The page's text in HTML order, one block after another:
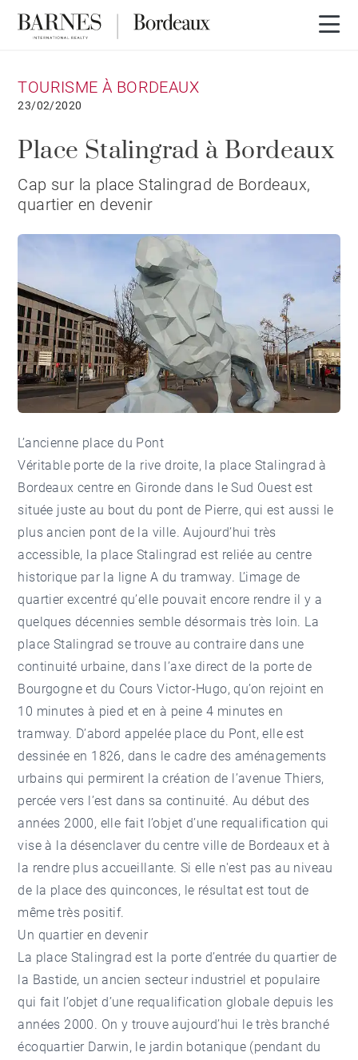
TOURISME À BORDEAUX
23/02/2020
Place Stalingrad à Bordeaux
Cap sur la place Stalingrad de Bordeaux,
quartier en devenir
L’ancienne place du Pont
Véritable porte de la rive droite, la place Stalingrad à
Bordeaux centre en Gironde dans le Sud Ouest est
située juste au bout du pont de Pierre, qui est aussi le
plus ancien pont de la ville. Aujourd’hui très
accessible, la place Stalingrad est reliée au centre
historique par la ligne A du tramway. L’image de
quartier excentré qu’elle pouvait encore rendre il y a
quelques décennies semble désormais très loin. La
place Stalingrad se trouve au contraire dans une
continuité urbaine, dans l’axe direct de la porte de
Bourgogne et du Cours Victor-Hugo, qu’on rejoint en
10 minutes à pied et en à peine 4 minutes en
tramway. D’abord appelée place du Pont, elle est
dessinée en 1826, dans le cadre des aménagements
urbains qui permirent la création de l’avenue Thiers,
percée vers l’est dans sa continuité. Au début des
années 2000, elle fait l’objet d’une requalification qui
vise à la désenclaver du centre ville de Bordeaux et à
la rendre plus accueillante. Si elle n'est pas au niveau
de la place des quinconces, le résultat est tout de
même très positif.
Un quartier en devenir
La place Stalingrad est la porte d’entrée du quartier de
la Bastide, un ancien secteur industriel et populaire
qui fait l’objet d’une requalification globale depuis les
années 2000. On y trouve aujourd’hui le très branché
écoquartier Darwin, le jardin botanique (pendant du